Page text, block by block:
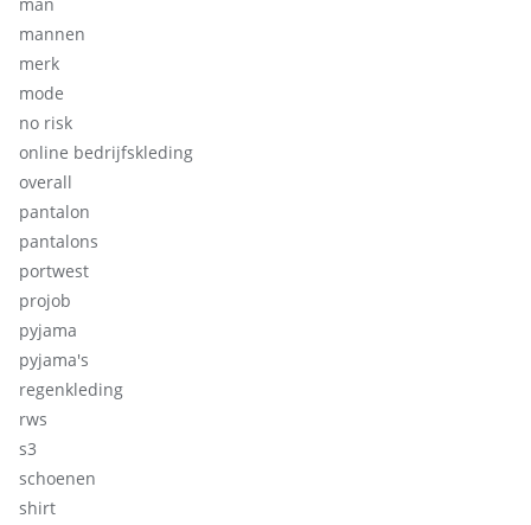
mannen
merk
mode
no risk
online bedrijfskleding
overall
pantalon
pantalons
portwest
projob
pyjama
pyjama's
regenkleding
rws
s3
schoenen
shirt